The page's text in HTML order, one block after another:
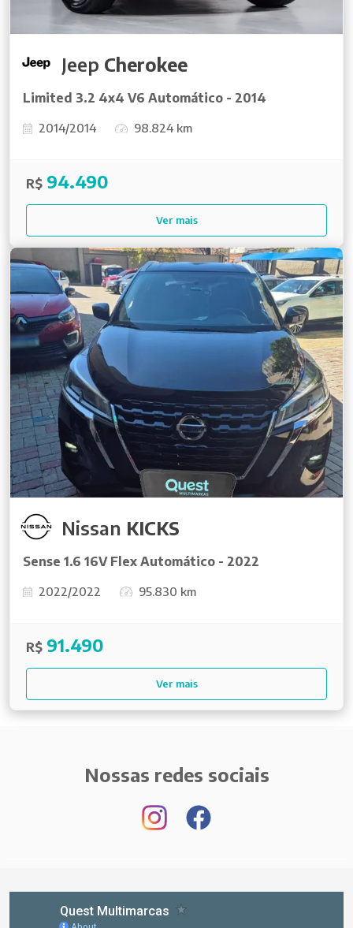
Jeep Cherokee
Limited 3.2 4x4 V6 Automático - 2014
2014/2014 98.824 km
R$ 94.490
Ver mais
Nissan KICKS
Sense 1.6 16V Flex Automático - 2022
2022/2022 95.830 km
R$ 91.490
Ver mais
Nossas redes sociais